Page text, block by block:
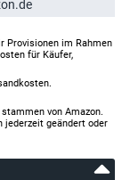
Provisionen im Rahmen
für Käufer,
von Amazon.
jederzeit geändert oder